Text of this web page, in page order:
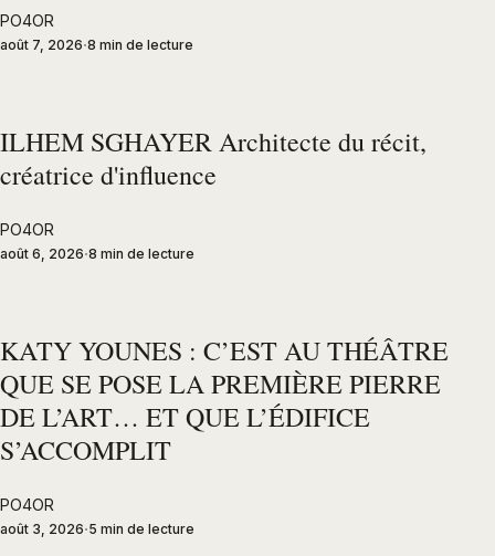
PO4OR
août 7, 2026 8 min de lecture
ILHEM SGHAYER Architecte du récit,
créatrice d'influence
PO4OR
août 6, 2026 8 min de lecture
KATY YOUNES : C’EST AU THÉÂTRE
QUE SE POSE LA PREMIÈRE PIERRE
DE L’ART… ET QUE L’ÉDIFICE
S’ACCOMPLIT
PO4OR
août 3, 2026 5 min de lecture